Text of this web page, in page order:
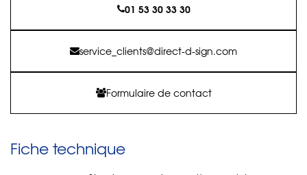
01 53 30 33 30
service_clients@direct-d-sign.com
Formulaire de contact
Fiche technique